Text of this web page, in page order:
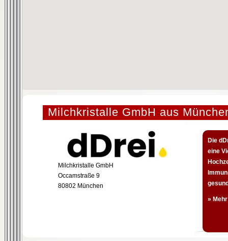
Milchkristalle GmbH aus
Milchkristalle GmbH
Occamstraße 9
80802 München
Die
eine
»